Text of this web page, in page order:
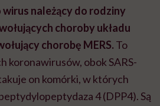
należący do rodziny
choroby układu
chorobę MERS. To
koronawirusów, obok SARS-
on komórki, w których
4 (DPP4). Są